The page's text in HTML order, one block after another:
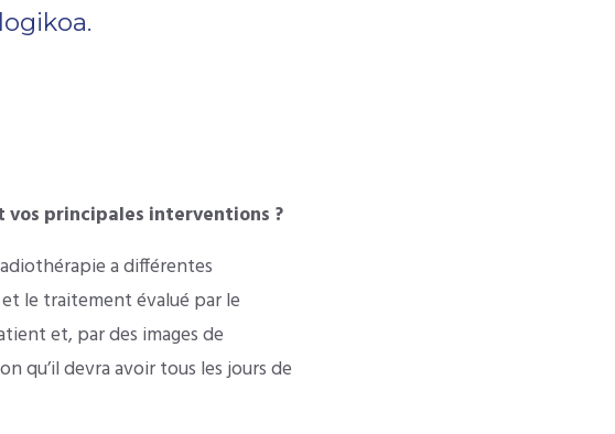
principales interventions ?
a différentes
le traitement évalué par le
et, par des images de
qu’il devra avoir tous les jours de